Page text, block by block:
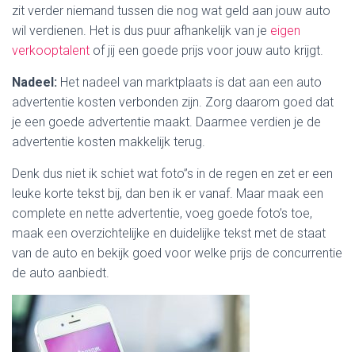
zit verder niemand tussen die nog wat geld aan jouw auto
wil verdienen. Het is dus puur afhankelijk van je eigen
verkooptalent of jij een goede prijs voor jouw auto krijgt.
Nadeel: Het nadeel van marktplaats is dat aan een auto
advertentie kosten verbonden zijn. Zorg daarom goed dat
je een goede advertentie maakt. Daarmee verdien je de
advertentie kosten makkelijk terug.
Denk dus niet ik schiet wat foto”s in de regen en zet er een
leuke korte tekst bij, dan ben ik er vanaf. Maar maak een
complete en nette advertentie, voeg goede foto’s toe,
maak een overzichtelijke en duidelijke tekst met de staat
van de auto en bekijk goed voor welke prijs de concurrentie
de auto aanbiedt.